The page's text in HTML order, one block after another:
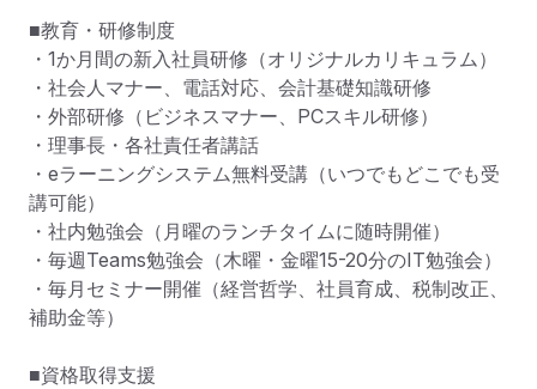
■教育・研修制度
・1か月間の新入社員研修（オリジナルカリキュラム）
・社会人マナー、電話対応、会計基礎知識研修
・外部研修（ビジネスマナー、PCスキル研修）
・理事長・各社責任者講話
・eラーニングシステム無料受講（いつでもどこでも受
講可能）
・社内勉強会（月曜のランチタイムに随時開催）
・毎週Teams勉強会（木曜・金曜15-20分のIT勉強会）
・毎月セミナー開催（経営哲学、社員育成、税制改正、
補助金等）
■資格取得支援